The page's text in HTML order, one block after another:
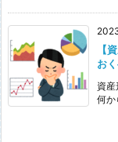
【
お
資産
何か